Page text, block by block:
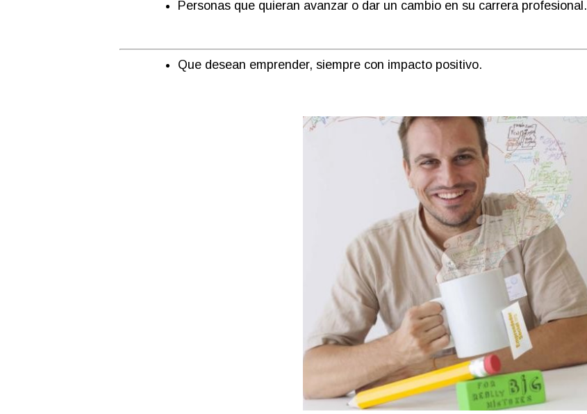
Personas que quieran avanzar o dar un cambio en su carrera profesional.
Que desean emprender, siempre con impacto positivo.